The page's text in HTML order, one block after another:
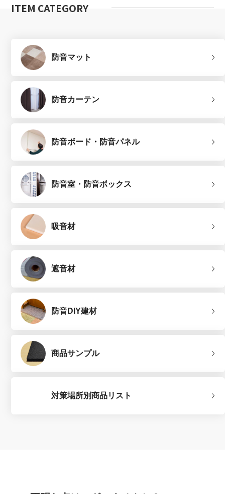
ITEM CATEGORY
防音マット
防音カーテン
防音ボード・防音パネル
防音室・防音ボックス
吸音材
遮音材
防音DIY建材
商品サンプル
対策場所別商品リスト